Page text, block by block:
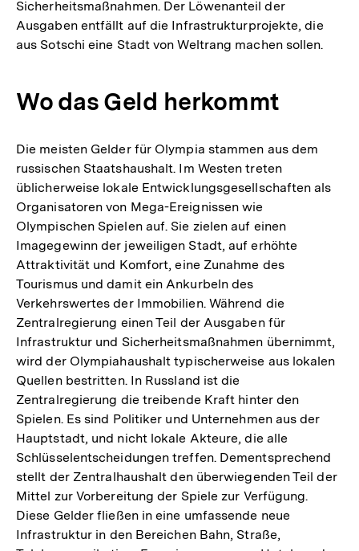
Sicherheitsmaßnahmen. Der Löwenanteil der
Ausgaben entfällt auf die Infrastrukturprojekte, die
aus Sotschi eine Stadt von Weltrang machen sollen.
Wo das Geld herkommt
Die meisten Gelder für Olympia stammen aus dem
russischen Staatshaushalt. Im Westen treten
üblicherweise lokale Entwicklungsgesellschaften als
Organisatoren von Mega-Ereignissen wie
Olympischen Spielen auf. Sie zielen auf einen
Imagegewinn der jeweiligen Stadt, auf erhöhte
Attraktivität und Komfort, eine Zunahme des
Tourismus und damit ein Ankurbeln des
Verkehrswertes der Immobilien. Während die
Zentralregierung einen Teil der Ausgaben für
Infrastruktur und Sicherheitsmaßnahmen übernimmt,
wird der Olympiahaushalt typischerweise aus lokalen
Quellen bestritten. In Russland ist die
Zentralregierung die treibende Kraft hinter den
Spielen. Es sind Politiker und Unternehmen aus der
Hauptstadt, und nicht lokale Akteure, die alle
Schlüsselentscheidungen treffen. Dementsprechend
stellt der Zentralhaushalt den überwiegenden Teil der
Mittel zur Vorbereitung der Spiele zur Verfügung.
Diese Gelder fließen in eine umfassende neue
Infrastruktur in den Bereichen Bahn, Straße,